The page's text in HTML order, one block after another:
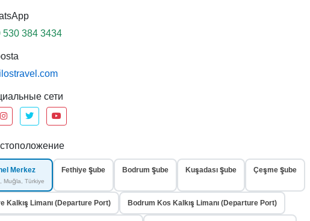
530 384 3434
сети
Merkez
Muğla, Türkiye
Fethiye Şube Bodrum Şube Kuşadası Şube Çeşme Şube
Kalkış Limanı (Departure Port) Bodrum Kos Kalkış Limanı (Departure Port)